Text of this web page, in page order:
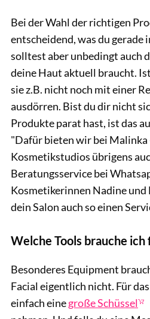
Bei der Wahl der richtigen
entscheidend, was du gerade
solltest aber unbedingt auch
deine Haut aktuell braucht.
sie z.B. nicht noch mit einer
ausdörren. Bist du dir nicht
Produkte parat hast, ist das
"Dafür bieten wir bei Malinka
Kosmetikstudios übrigens
Beratungsservice bei
Kosmetikerinnen Nadine und
dein Salon auch so einen
Welche Tools brauche ich
Besonderes Equipment
Facial eigentlich nicht. Für
einfach einegroße Schüssel